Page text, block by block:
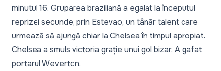
minutul 16. Gruparea braziliană a egalat la începutul
reprizei secunde, prin Estevao, un tânăr talent care
urmează să ajungă chiar la Chelsea în timpul apropiat.
Chelsea a smuls victoria grație unui gol bizar. A gafat
portarul Weverton.